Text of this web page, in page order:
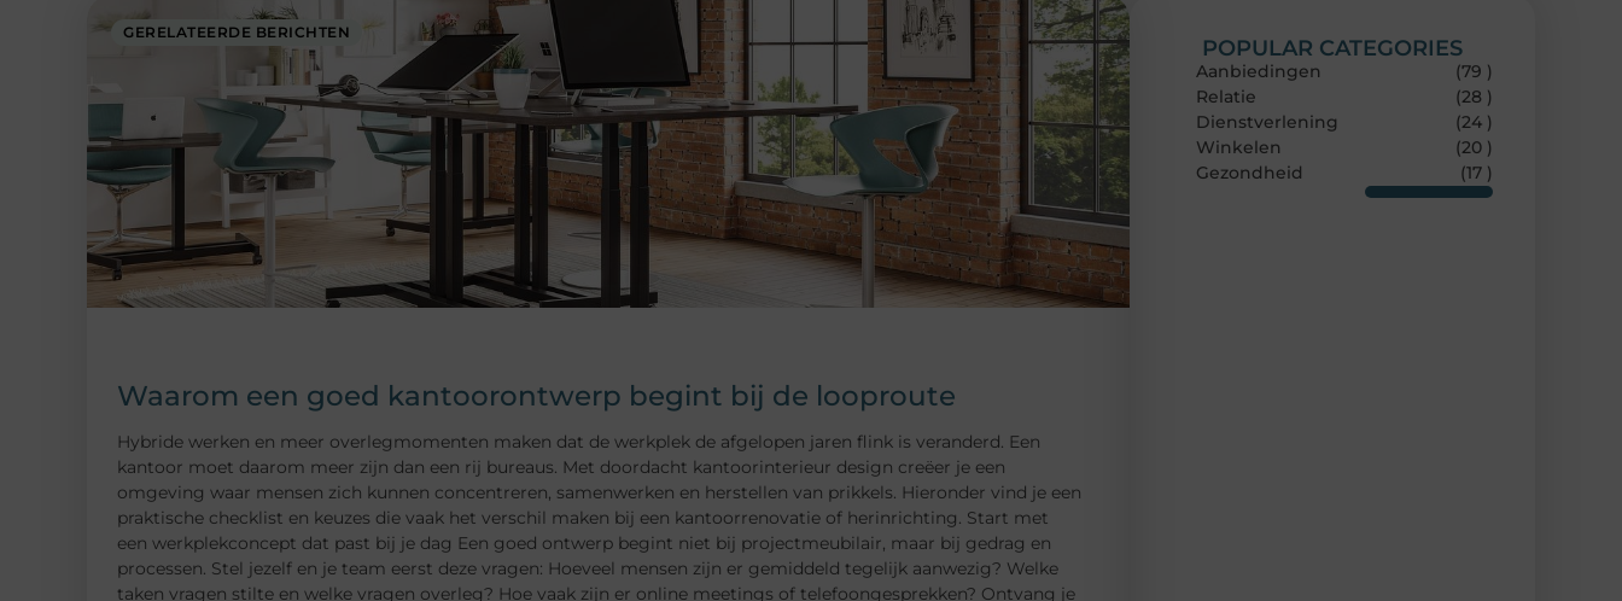
GERELATEERDE BERICHTEN
Waarom een goed kantoorontwerp begint bij de looproute
Hybride werken en meer overlegmomenten maken dat de werkplek de afgelopen jaren flink is veranderd. Een
kantoor moet daarom meer zijn dan een rij bureaus. Met doordacht kantoorinterieur design creëer je een
omgeving waar mensen zich kunnen concentreren, samenwerken en herstellen van prikkels. Hieronder vind je een
praktische checklist en keuzes die vaak het verschil maken bij een kantoorrenovatie of herinrichting. Start met
een werkplekconcept dat past bij je dag Een goed ontwerp begint niet bij projectmeubilair, maar bij gedrag en
processen. Stel jezelf en je team eerst deze vragen: Hoeveel mensen zijn er gemiddeld tegelijk aanwezig? Welke
taken vragen stilte en welke vragen overleg? Hoe vaak zijn er online meetings of telefoongesprekken? Ontvang je
POPULAR CATEGORIES
Aanbiedingen
(79 )
Relatie
(28 )
Dienstverlening
(24 )
Winkelen
(20 )
Gezondheid
(17 )